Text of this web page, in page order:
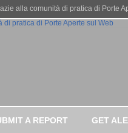
alla comunità di pratica di Porte
A REPORT GET